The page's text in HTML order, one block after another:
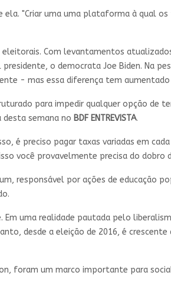
"Criar uma uma plataforma à qual
eleitorais. Com levantamentos
o democrata Joe Biden. Na
- mas essa diferença tem aumentado
para impedir qualquer opção de
desta semana no BDF ENTREVISTA.
é preciso pagar taxas variadas em
você provavelmente precisa do dobro
responsável por ações de educação
Em uma realidade pautada pelo
desde a eleição de 2016, é crescente
foram um marco importante para